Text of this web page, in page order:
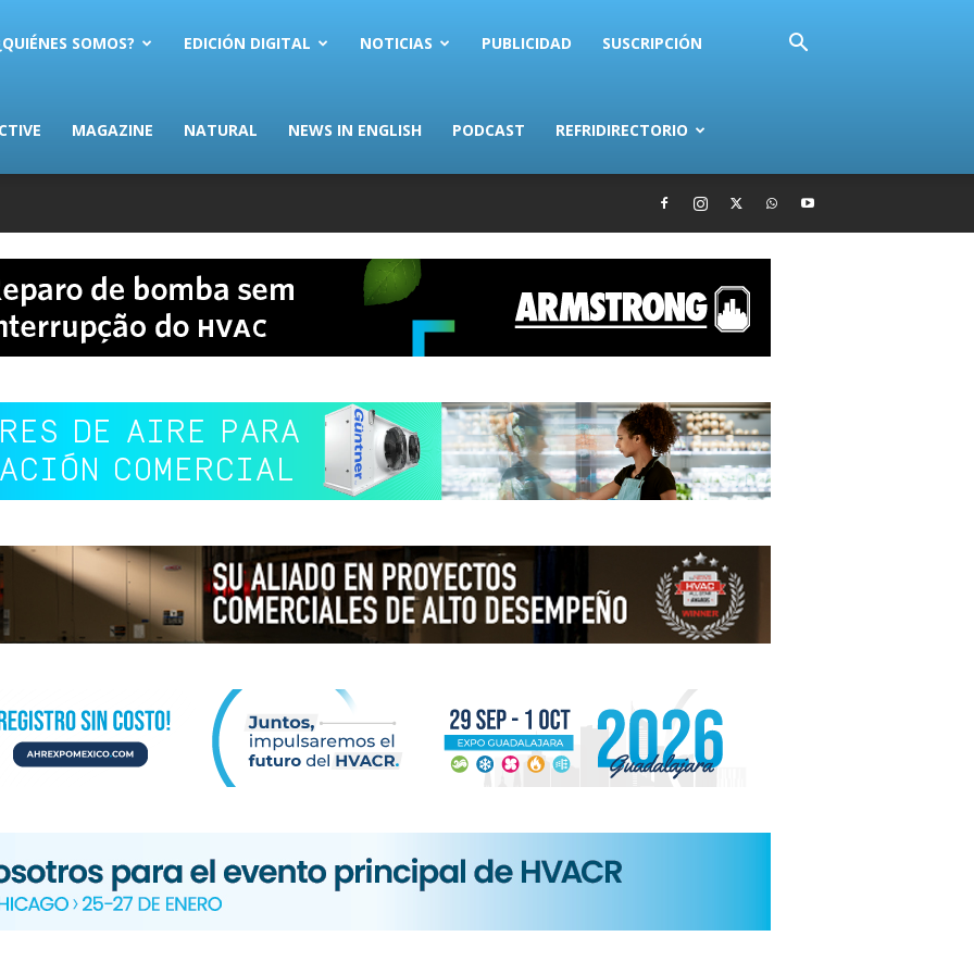
SOMOS? EDICIÓN DIGITAL NOTICIAS PUBLICIDAD SUSCRIPCIÓN
MAGAZINE NATURAL NEWS IN ENGLISH PODCAST REFRIDIRECTORIO